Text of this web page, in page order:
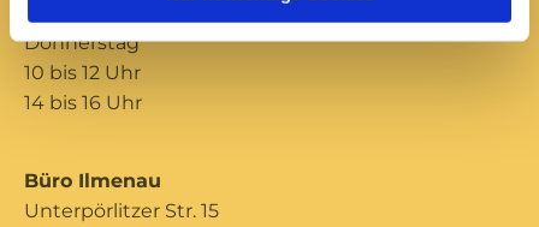
Donnerstag
10 bis 12 Uhr
14 bis 16 Uhr
Büro Ilmenau
Unterpörlitzer Str. 15